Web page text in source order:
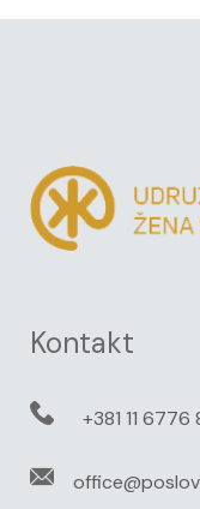
Kontakt
+381 11 6776